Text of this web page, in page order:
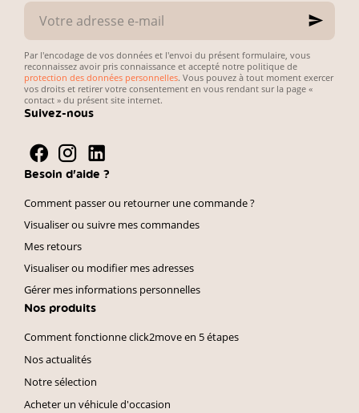
Votre
adresse
e-
mail
Par l'encodage de vos données et l'envoi du présent formulaire, vous
reconnaissez avoir pris connaissance et accepté notre politique de
protection des données personnelles. Vous pouvez à tout moment exercer
vos droits et retirer votre consentement en vous rendant sur la page «
contact » du présent site internet.
Suivez-nous
Besoin d'aide ?
Comment passer ou retourner une commande ?
Visualiser ou suivre mes commandes
Mes retours
Visualiser ou modifier mes adresses
Gérer mes informations personnelles
Nos produits
Comment fonctionne click2move en 5 étapes
Nos actualités
Notre sélection
Acheter un véhicule d'occasion